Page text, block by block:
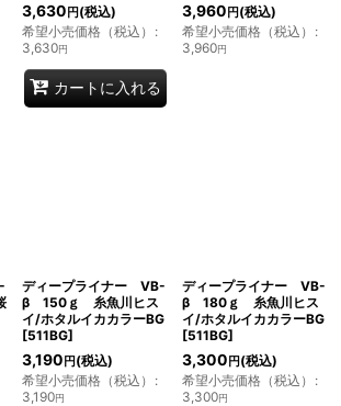
3,630 円(税込)
希望小売価格（税込） :
3,630円
カートに入れる
3,960 円(税込)
希望小売価格（税込） :
3,960円
ディープライナー VB-
β 150ｇ 糸魚川ヒス
イ/ホタルイカカラーBG
[511BG]
3,190 円(税込)
希望小売価格（税込） :
3,190円
ディープライナー VB-
β 180ｇ 糸魚川ヒス
イ/ホタルイカカラーBG
[511BG]
3,300 円(税込)
希望小売価格（税込） :
3,300円